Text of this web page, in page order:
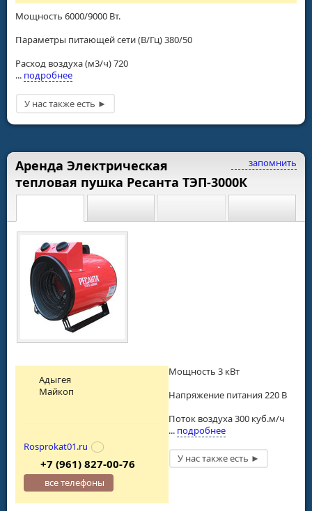
Мощность 6000/9000 Вт.
Параметры питающей сети (В/Гц) 380/50
Расход воздуха (м3/ч) 720
... подробнее
запомнить
Аренда Электрическая
тепловая пушка Ресанта ТЭП-3000К
Мощность 3 кВт
Напряжение питания 220 В
Поток воздуха 300 куб.м/ч
... подробнее
Адыгея
Майкоп
Rosprokat01.ru
+7 (961) 827-00-76
все телефоны